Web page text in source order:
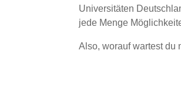
Universitäten
jede Menge
Also, worauf wartest du